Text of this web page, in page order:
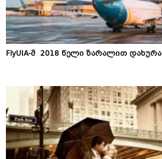
​FlyUIA-მ 2018 წელი ზარალით დახურა